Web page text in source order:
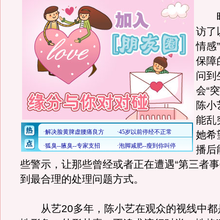
昨
访了
情感
保障
问到
会“
陈小
能乱
她希
播后
些警示，让那些曾经或者正在遭遇“第三者
到最合理的处理问题方式。
从艺20多年，陈小艺在观众的视线中都